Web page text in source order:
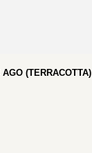
(TERRACOTTA)